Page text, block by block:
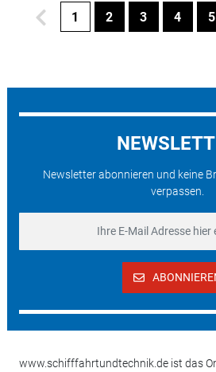
1 2 3 4 5
Newsletter abonnieren und keine
verpassen.
www.schifffahrtundtechnik.de ist das